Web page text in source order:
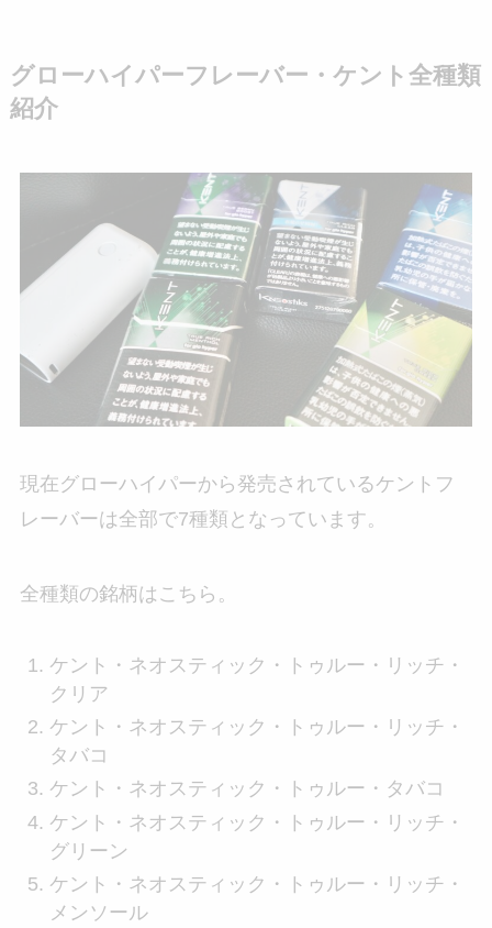
グローハイパーフレーバー・ケント全種類
紹介
現在グローハイパーから発売されているケントフ
レーバーは全部で7種類となっています。
全種類の銘柄はこちら。
ケント・ネオスティック・トゥルー・リッチ・
クリア
ケント・ネオスティック・トゥルー・リッチ・
タバコ
ケント・ネオスティック・トゥルー・タバコ
ケント・ネオスティック・トゥルー・リッチ・
グリーン
ケント・ネオスティック・トゥルー・リッチ・
メンソール